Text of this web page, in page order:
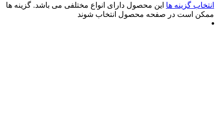
ها این محصول دارای انواع مختلفی می باشد. گزینه ها
در صفحه محصول انتخاب شوند